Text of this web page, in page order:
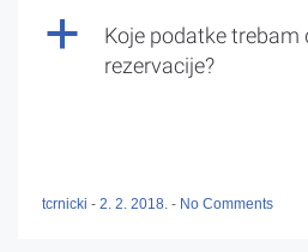
a
Koje podatke trebam
rezervacije?
tcrnicki - 2. 2. 2018. - No Comments